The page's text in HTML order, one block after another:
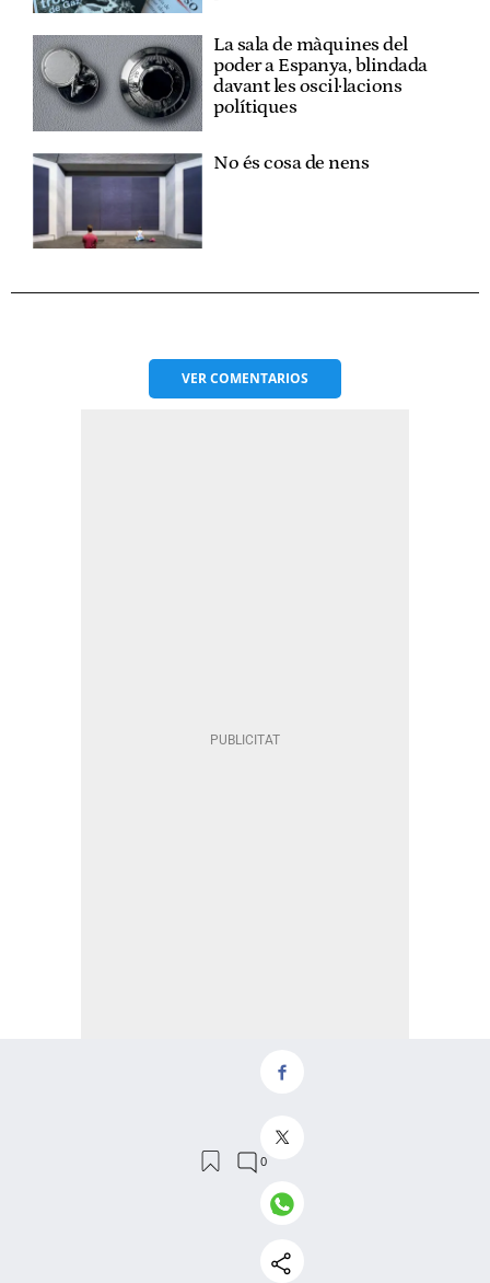
La sala de màquines del
poder a Espanya, blindada
davant les oscil·lacions
polítiques
No és cosa de nens
VERCOMENTARIOS